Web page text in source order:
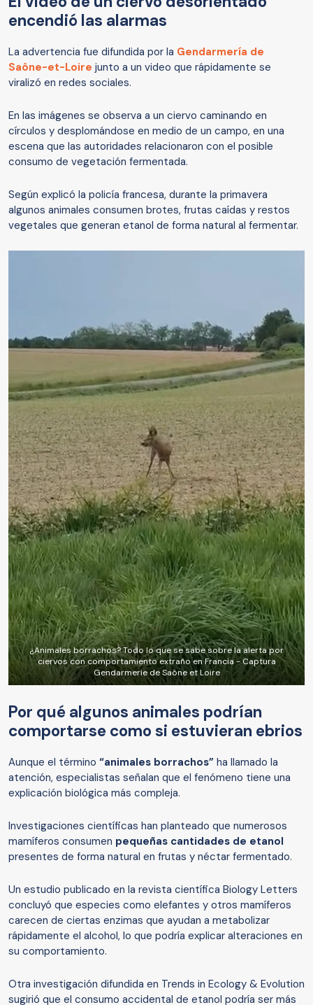
encendió las alarmas
La advertencia fue difundida por la Gendarmería de
Saône-et-Loire junto a un video que rápidamente se
viralizó en redes sociales.
En las imágenes se observa a un ciervo caminando en
círculos y desplomándose en medio de un campo, en una
escena que las autoridades relacionaron con el posible
consumo de vegetación fermentada.
Según explicó la policía francesa, durante la primavera
algunos animales consumen brotes, frutas caídas y restos
vegetales que generan etanol de forma natural al fermentar.
¿Animales borrachos? Todo lo que se sabe sobre la alerta por
ciervos con comportamiento extraño en Francia - Captura
Gendarmerie de Saône et Loire
Por qué algunos animales podrían
comportarse como si estuvieran ebrios
Aunque el término “animales borrachos” ha llamado la
atención, especialistas señalan que el fenómeno tiene una
explicación biológica más compleja.
Investigaciones científicas han planteado que numerosos
mamíferos consumen pequeñas cantidades de etanol
presentes de forma natural en frutas y néctar fermentado.
Un estudio publicado en la revista científica Biology Letters
concluyó que especies como elefantes y otros mamíferos
carecen de ciertas enzimas que ayudan a metabolizar
rápidamente el alcohol, lo que podría explicar alteraciones en
su comportamiento.
Otra investigación difundida en Trends in Ecology & Evolution
sugirió que el consumo accidental de etanol podría ser más